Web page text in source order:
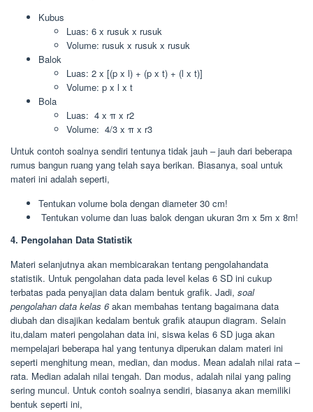
Kubus
Luas: 6 x rusuk x rusuk
Volume: rusuk x rusuk x rusuk
Balok
Luas: 2 x [(p x l) + (p x t) + (l x t)]
Volume: p x l x t
Bola
Luas: 4 x π x r2
Volume: 4/3 x π x r3
Untuk contoh soalnya sendiri tentunya tidak jauh – jauh dari beberapa
rumus bangun ruang yang telah saya berikan. Biasanya, soal untuk
materi ini adalah seperti,
Tentukan volume bola dengan diameter 30 cm!
Tentukan volume dan luas balok dengan ukuran 3m x 5m x 8m!
4. Pengolahan Data Statistik
Materi selanjutnya akan membicarakan tentang pengolahandata
statistik. Untuk pengolahan data pada level kelas 6 SD ini cukup
terbatas pada penyajian data dalam bentuk grafik. Jadi, soal
pengolahan data kelas 6akan membahas tentang bagaimana data
diubah dan disajikan kedalam bentuk grafik ataupun diagram. Selain
itu,dalam materi pengolahan data ini, siswa kelas 6 SD juga akan
mempelajari beberapa hal yang tentunya diperukan dalam materi ini
seperti menghitung mean, median, dan modus. Mean adalah nilai rata –
rata. Median adalah nilai tengah. Dan modus, adalah nilai yang paling
sering muncul. Untuk contoh soalnya sendiri, biasanya akan memiliki
bentuk seperti ini,